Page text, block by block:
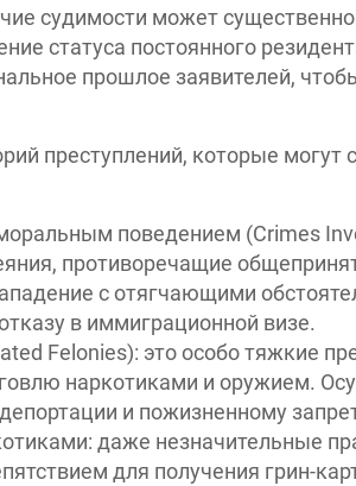
судимости может
статуса постоянного
прошлое заявителей,
преступлений, которые могут
поведением (Crimes
противоречащие
с отягчающими
в иммиграционной визе.
Felonies): это особо тяжкие
наркотиками и оружием.
и пожизненному
даже незначительные
для получения грин-